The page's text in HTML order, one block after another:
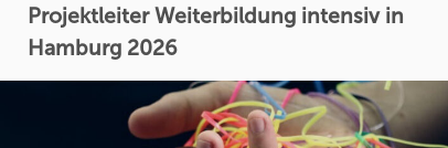
Projektleiter Weiterbildung intensiv in
Hamburg 2026